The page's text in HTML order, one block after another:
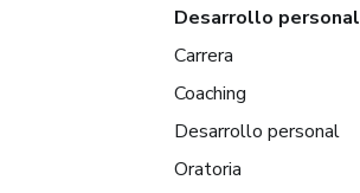
Desarrollo personal
Carrera
Coaching
Desarrollo personal
Oratoria